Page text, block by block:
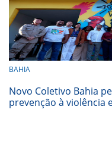
BAHIA
Novo Coletivo Bahia
prevenção à violência